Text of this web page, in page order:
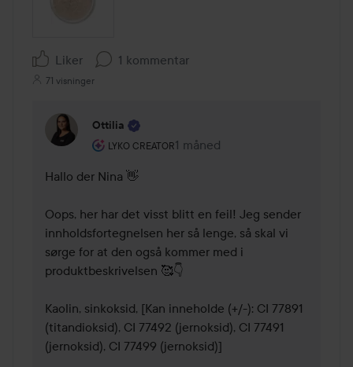
Liker 1 kommentar
71 visninger
Ottilia
LYKO CREATOR
Brukerens rolle: Lyko Creator.
1 måned
Kommentaren lades 1 måned
Hallo der Nina 👋
Oops, her har det visst blitt en feil! Jeg sender
innholdsfortegnelsen her så lenge, så skal vi
sørge for at den også kommer med i
produktbeskrivelsen 🥰👇
Kaolin, sinkoksid, [Kan inneholde ( +/-): CI 77891
(titandioksid), CI 77492 (jernoksid), CI 77491
(jernoksid), CI 77499 (jernoksid)]